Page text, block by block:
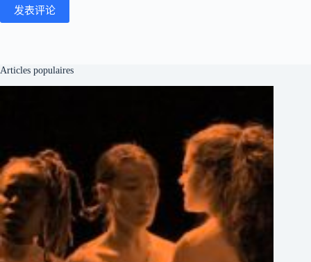
发表评论
Articles populaires